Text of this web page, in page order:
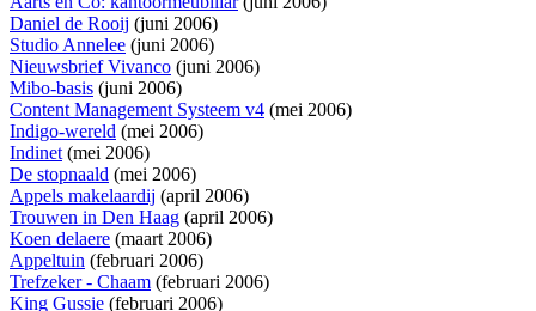
Daniel de Rooij (juni 2006)
Studio Annelee (juni 2006)
Nieuwsbrief Vivanco (juni 2006)
Mibo-basis (juni 2006)
Content Management Systeem v4 (mei 2006)
Indigo-wereld (mei 2006)
Indinet(mei 2006)
De stopnaald (mei 2006)
Appels makelaardij (april 2006)
Trouwen in Den Haag (april 2006)
Koen delaere (maart 2006)
Appeltuin (februari 2006)
Trefzeker - Chaam (februari 2006)
King Gussie (februari 2006)